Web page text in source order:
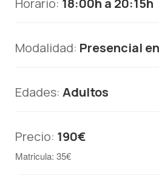
Modalidad: Presencial
Edades: Adultos
Precio: 190€
Matricula: 35€